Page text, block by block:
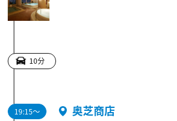
10分
19:15～
奥芝商店